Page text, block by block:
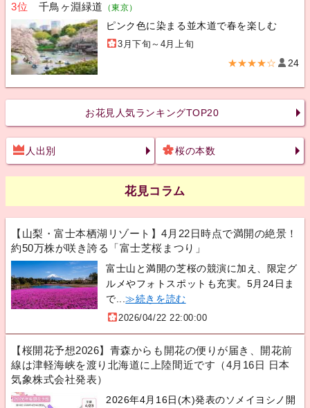
3位 千鳥ヶ淵緑道 （東京）
ピンク色に染まる並木道で春を楽しむ
3月下旬～4月上旬
★★★★☆ 24
お花見人気ランキングTOP20
人出別 桜の本数
花見コラム
【山梨・富士本栖湖リゾート】4月22日時点で満開の絶景！
約50万株が咲き誇る「富士芝桜まつり」
富士山と満開の芝桜の競演に加え、限定グ
ルメやフォトスポットも充実。5月24日ま
で...≫続きを読む
2026/04/22 22:00:00
【桜開花予想2026】青森からも開花の便りが届き、開花前
線は津軽海峡を渡り北海道に上陸間近です（4月16日 日本
気象株式会社発表）
2026年4月16日(木)発表のソメイヨシノ開